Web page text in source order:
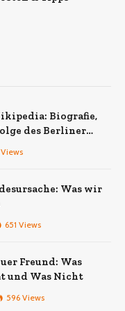
Biografie,
des Berliner
Views
Was wir
651 Views
Freund: Was
und Was Nicht
596 Views